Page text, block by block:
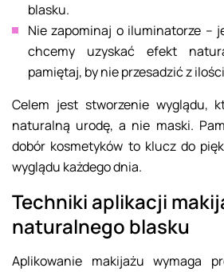
blasku.
Nie zapominaj o iluminatorze –
chcemy uzyskać efekt
pamiętaj, by nie przesadzić z
Celem jest stworzenie wyglądu,
naturalną urodę, a nie maski.
dobór kosmetyków to klucz do
wyglądu każdego dnia.
Techniki aplikacji
naturalnego blasku
Aplikowanie makijażu wymaga